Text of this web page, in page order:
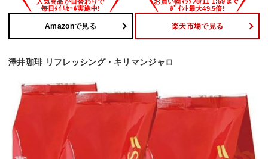
Amazonで見る 楽天市場で見る
澤井珈琲 リフレッシング・キリマンジャロ